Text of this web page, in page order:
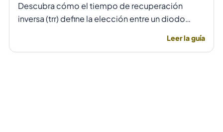
Descubra cómo el tiempo de recuperación
inversa (trr) define la elección entre un diodo
Leer la guía